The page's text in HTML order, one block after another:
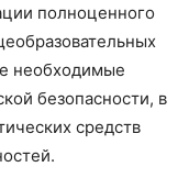
полноценного
необходимые
безопасности, в
средств